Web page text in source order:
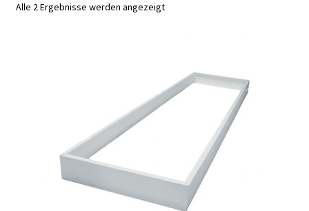
Alle 2 Ergebnisse werden angezeigt